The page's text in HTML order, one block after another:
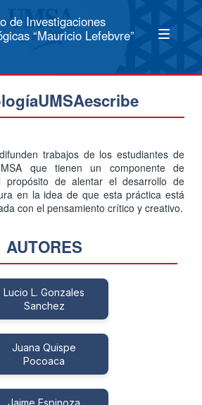
de Investigaciones
“Mauricio Lefebvre”
trabajos de los estudiantes de
que tienen un componente de
propósito de alentar el desarrollo de
en la idea de que esta práctica está
con el pensamiento crítico y creativo.
AUTORES
Lucio L. Gonzales
Sanchez
Juana Quispe
Pocoaca